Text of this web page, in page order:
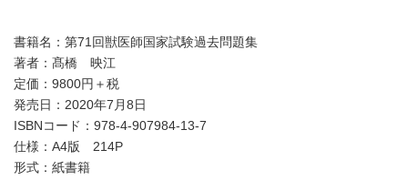
書籍名：第71回獣医師国家試験過去問題集
著者：髙橋 映江
定価：9800円＋税
発売日：2020年7月8日
ISBNコード：978-4-907984-13-7
仕様：A4版 214P
形式：紙書籍